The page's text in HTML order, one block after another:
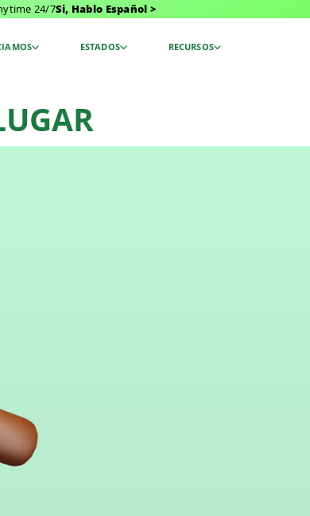
24/7Si, Hablo Español >
ESTADOS RECURSOS